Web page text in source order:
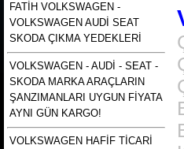
t5 kasa transporter 2500 tdı
130 beygirlik çıkma motor
2000 2001 2002 modellere uyumlu
çıkma merkezi kilit pompası , polo
merkezi kilit motoru, polo classıc ve
heşbekler icin merkezi kilit kontrol
pompası
FATİH VOLKSWAGEN -
VOLKSWAGEN AUDİ SEAT
SKODA ÇIKMA YEDEKLERİ
VOLKSWAGEN - AUDİ - SEAT -
SKODA MARKA ARAÇLARIN
ŞANZIMANLARI UYGUN FİYATA
AYNI GÜN KARGO!
VOLKSWAGEN HAFİF TİCARİ